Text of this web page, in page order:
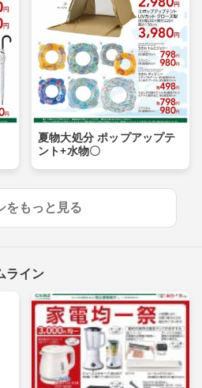
夏物大処分 ポップアップテ
ント+水物〇
をもっと見る
ライン